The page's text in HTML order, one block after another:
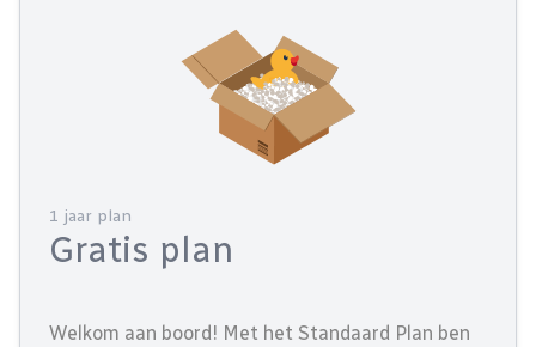
1 jaar plan
Gratis plan
Welkom aan boord! Met het Standaard Plan ben